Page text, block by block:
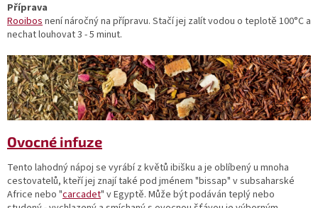
Příprava
Rooibosnení náročný na přípravu. Stačí jej zalít vodou o teplotě 100°C a
nechat louhovat 3 - 5 minut.
Ovocné infuze
Tento lahodný nápoj se vyrábí z květů ibišku a je oblíbený u mnoha
cestovatelů, kteří jej znají také pod jménem "bissap" v subsaharské
Africe nebo "carcadet" v Egyptě. Může být podáván teplý nebo